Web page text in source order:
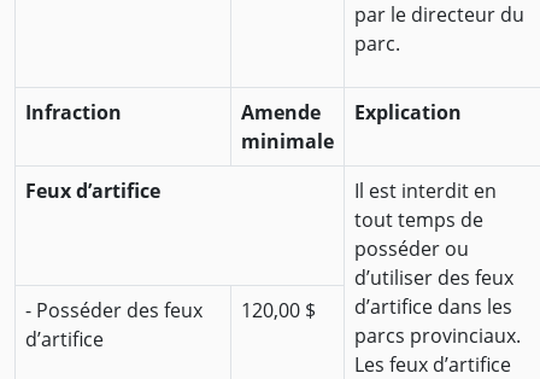
par le directeur du
parc.
Infraction
Amende
minimale
Explication
Feux d’artifice
Il est interdit en
tout temps de
posséder ou
d’utiliser des feux
d’artifice dans les
parcs provinciaux.
Les feux d’artifice
- Posséder des feux
d’artifice
120,00 $